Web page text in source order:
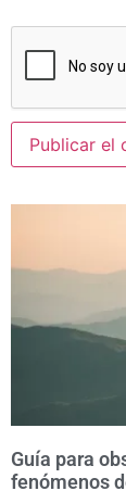
Guía para
fenómenos